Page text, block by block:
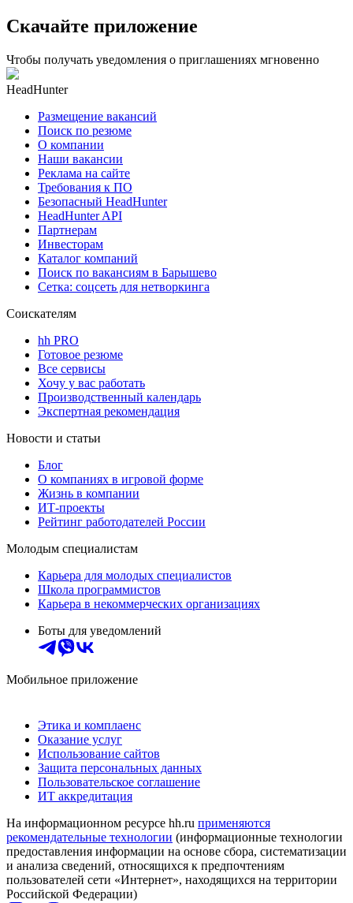
Скачайте приложение
Чтобы получать уведомления о приглашениях мгновенно
HeadHunter
Размещение вакансий
Поиск по резюме
О компании
Наши вакансии
Реклама на сайте
Требования к ПО
Безопасный HeadHunter
HeadHunter API
Партнерам
Инвесторам
Каталог компаний
Поиск по вакансиям в Барышево
Сетка: соцсеть для нетворкинга
Соискателям
hh PRO
Готовое резюме
Все сервисы
Хочу у вас работать
Производственный календарь
Экспертная рекомендация
Новости и статьи
Блог
О компаниях в игровой форме
Жизнь в компании
ИТ-проекты
Рейтинг работодателей России
Молодым специалистам
Карьера для молодых специалистов
Школа программистов
Карьера в некоммерческих организациях
Боты для уведомлений
Мобильное приложение
Этика и комплаенс
Оказание услуг
Использование сайтов
Защита персональных данных
Пользовательское соглашение
ИТ аккредитация
На информационном ресурсе hh.ru применяются
рекомендательные технологии (информационные технологии
предоставления информации на основе сбора, систематизации
и анализа сведений, относящихся к предпочтениям
пользователей сети «Интернет», находящихся на территории
Российской Федерации)